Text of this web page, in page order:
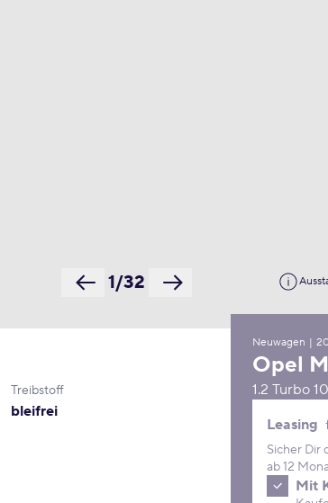
1/32
Neuwagen |
Opel
1.2 Turbo
Leasing
Leasing
Sicher Dir
ab 12
Mit
Treibstoff
bleifrei